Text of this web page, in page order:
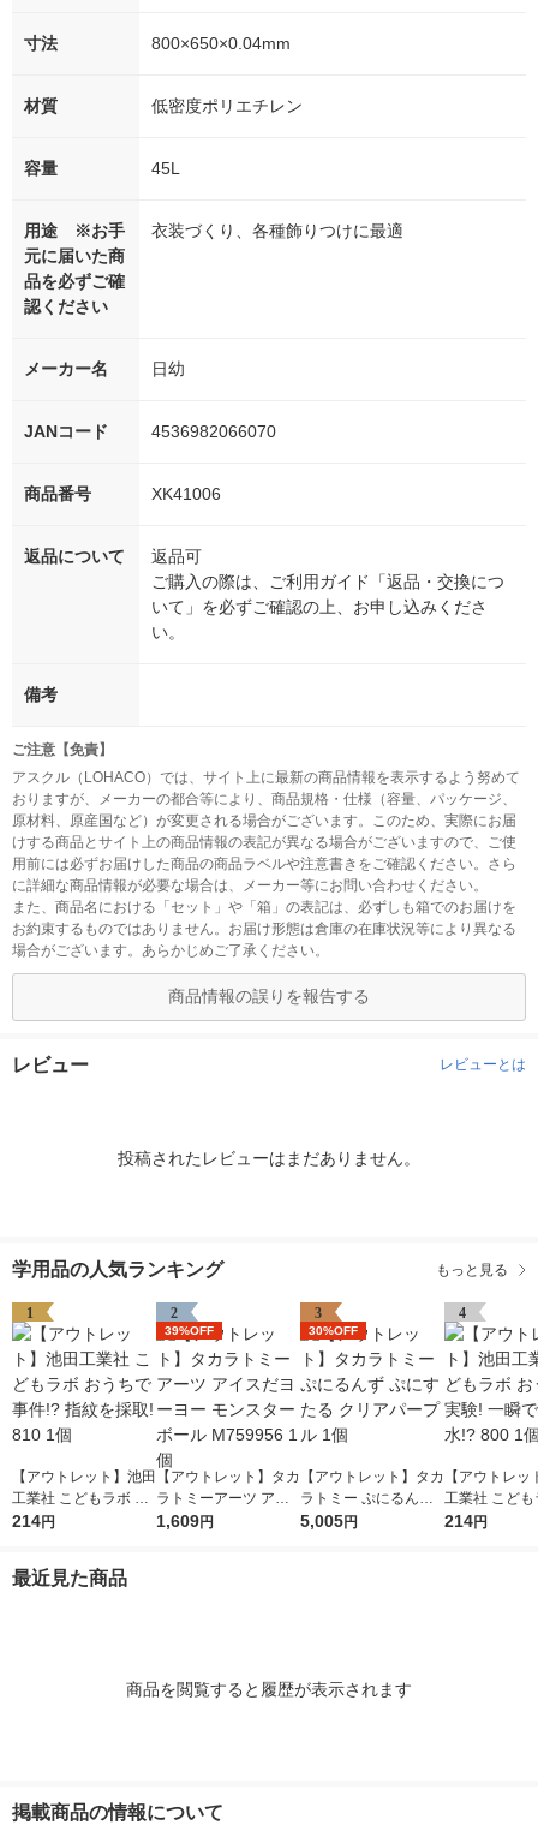
寸法 800×650×0.04mm
材質 低密度ポリエチレン
容量 45L
用途 ※お手
元に届いた商
品を必ずご確
認ください
衣装づくり、各種飾りつけに最適
メーカー名 日幼
JANコード 4536982066070
商品番号 XK41006
返品について
返品可
ご購入の際は、ご利用ガイド「返品・交換につ
いて」を必ずご確認の上、お申し込みくださ
い。
備考
ご注意【免責】
アスクル（LOHACO）では、サイト上に最新の商品情報を表示するよう努めて
おりますが、メーカーの都合等により、商品規格・仕様（容量、パッケージ、
原材料、原産国など）が変更される場合がございます。このため、実際にお届
けする商品とサイト上の商品情報の表記が異なる場合がございますので、ご使
用前には必ずお届けした商品の商品ラベルや注意書きをご確認ください。さら
に詳細な商品情報が必要な場合は、メーカー等にお問い合わせください。
また、商品名における「セット」や「箱」の表記は、必ずしも箱でのお届けを
お約束するものではありません。お届け形態は倉庫の在庫状況等により異なる
場合がございます。あらかじめご了承ください。
商品情報の誤りを報告する
レビュー レビューとは
投稿されたレビューはまだありません。
学用品の人気ランキング もっと見る
1
【アウトレット】池田
工業社 こどもラボ お
うちで事件!? 指紋を
214円
2
39%OFF
【アウトレット】タカ
ラトミーアーツ アイ
スだヨーヨー モンス
1,609円
3
30%OFF
【アウトレット】タカ
ラトミー ぷにるんず
ぷにすたる クリアパ
5,005円
4
【アウトレッ
工業社 こども
うちで実験!
214円
最近見た商品
商品を閲覧すると履歴が表示されます
掲載商品の情報について